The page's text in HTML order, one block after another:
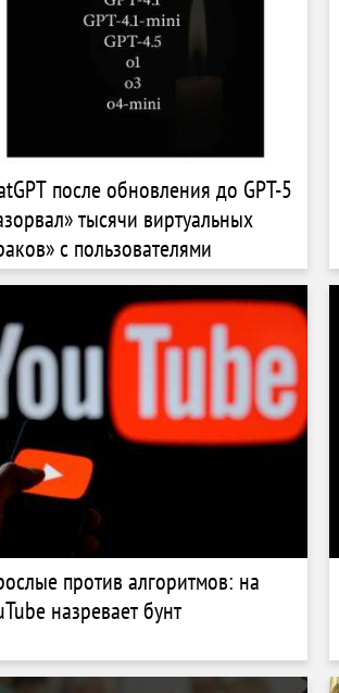
после обновления до GPT-5
тысячи виртуальных
с пользователями
против алгоритмов: на
назревает бунт